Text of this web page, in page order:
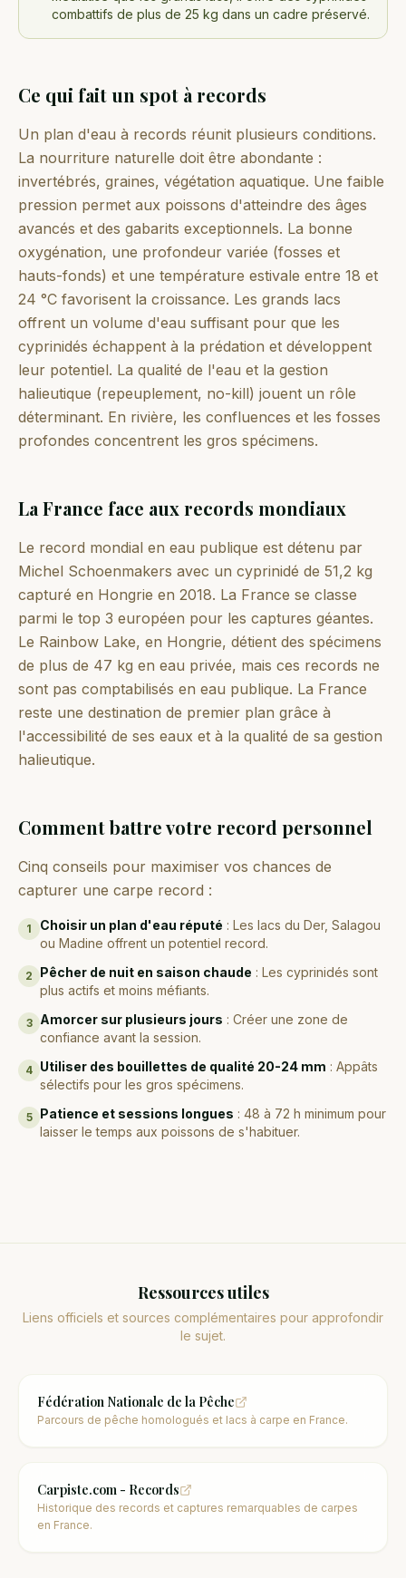
combattifs de plus de 25 kg dans un cadre préservé.
Ce qui fait un spot à records
Un plan d'eau à records réunit plusieurs conditions.
La nourriture naturelle doit être abondante :
invertébrés, graines, végétation aquatique. Une faible
pression permet aux poissons d'atteindre des âges
avancés et des gabarits exceptionnels. La bonne
oxygénation, une profondeur variée (fosses et
hauts-fonds) et une température estivale entre 18 et
24 °C favorisent la croissance. Les grands lacs
offrent un volume d'eau suffisant pour que les
cyprinidés échappent à la prédation et développent
leur potentiel. La qualité de l'eau et la gestion
halieutique (repeuplement, no-kill) jouent un rôle
déterminant. En rivière, les confluences et les fosses
profondes concentrent les gros spécimens.
La France face aux records mondiaux
Le record mondial en eau publique est détenu par
Michel Schoenmakers avec un cyprinidé de 51,2 kg
capturé en Hongrie en 2018. La France se classe
parmi le top 3 européen pour les captures géantes.
Le Rainbow Lake, en Hongrie, détient des spécimens
de plus de 47 kg en eau privée, mais ces records ne
sont pas comptabilisés en eau publique. La France
reste une destination de premier plan grâce à
l'accessibilité de ses eaux et à la qualité de sa gestion
halieutique.
Comment battre votre record personnel
Cinq conseils pour maximiser vos chances de
capturer une carpe record :
1 Choisir un plan d'eau réputé : Les lacs du Der, Salagou
ou Madine offrent un potentiel record.
2 Pêcher de nuit en saison chaude : Les cyprinidés sont
plus actifs et moins méfiants.
3 Amorcer sur plusieurs jours : Créer une zone de
confiance avant la session.
4 Utiliser des bouillettes de qualité 20-24 mm : Appâts
sélectifs pour les gros spécimens.
5 Patience et sessions longues : 48 à 72 h minimum pour
laisser le temps aux poissons de s'habituer.
Ressources utiles
Liens officiels et sources complémentaires pour approfondir
le sujet.
Fédération Nationale de la Pêche
Parcours de pêche homologués et lacs à carpe en France.
Carpiste.com - Records
Historique des records et captures remarquables de carpes
en France.